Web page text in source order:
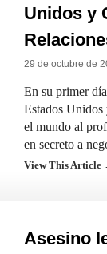
Unidos y
29 de octubre de
En su primer
Estados Unidos
el mundo al
en secreto a
View This Article
Asesino